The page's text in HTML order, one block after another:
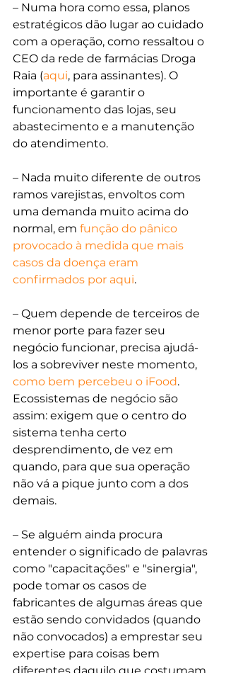
– Numa hora como essa, planos
estratégicos dão lugar ao cuidado
com a operação, como ressaltou o
CEO da rede de farmácias Droga
Raia (aqui, para assinantes). O
importante é garantir o
funcionamento das lojas, seu
abastecimento e a manutenção
do atendimento.
– Nada muito diferente de outros
ramos varejistas, envoltos com
uma demanda muito acima do
normal, em função do pânico
provocado à medida que mais
casos da doença eram
confirmados por aqui.
– Quem depende de terceiros de
menor porte para fazer seu
negócio funcionar, precisa ajudá-
los a sobreviver neste momento,
como bem percebeu o iFood.
Ecossistemas de negócio são
assim: exigem que o centro do
sistema tenha certo
desprendimento, de vez em
quando, para que sua operação
não vá a pique junto com a dos
demais.
– Se alguém ainda procura
entender o significado de palavras
como "capacitações" e "sinergia",
pode tomar os casos de
fabricantes de algumas áreas que
estão sendo convidados (quando
não convocados) a emprestar seu
expertise para coisas bem